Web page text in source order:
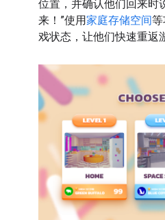
位置，并确认他们回来时
来！”使用家庭存储空间
戏状态，让他们快速重返